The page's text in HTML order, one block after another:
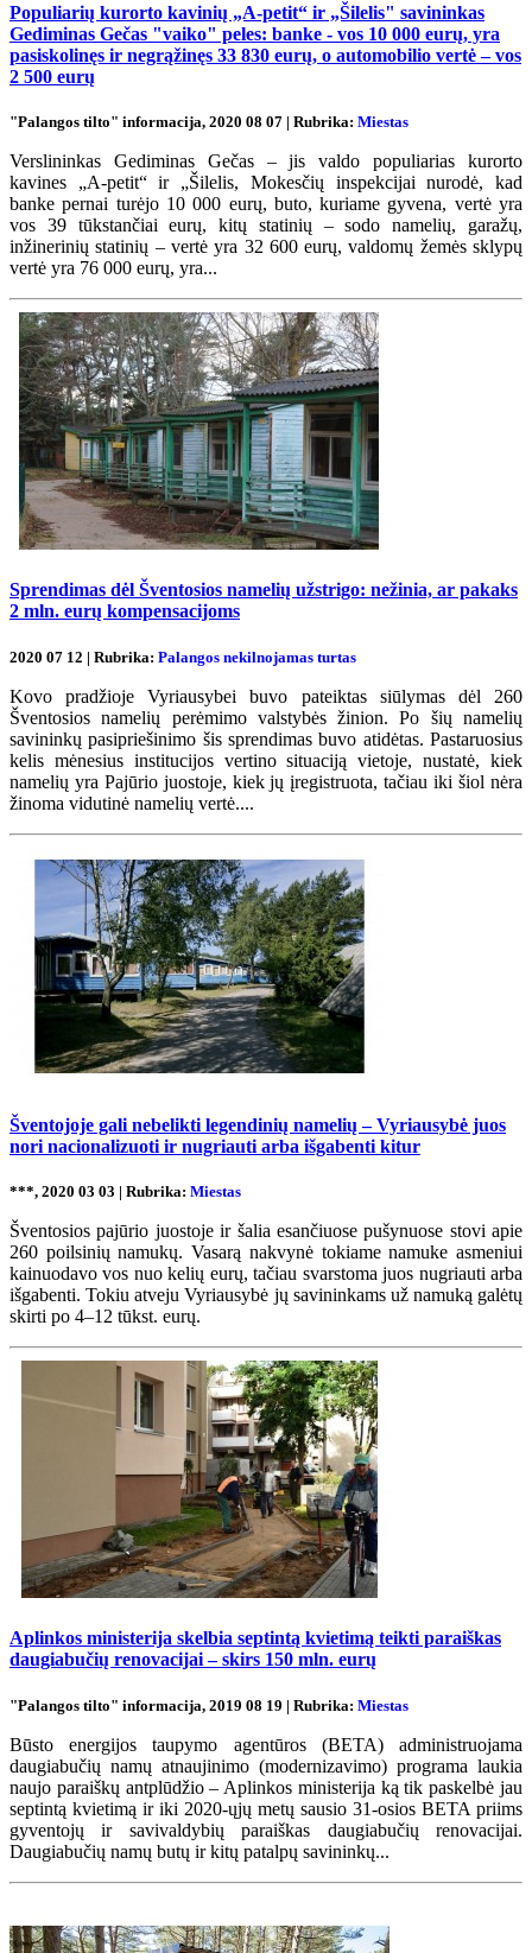
Populiarių kurorto kavinių „A-petit“ ir „Šilelis" savininkas
Gediminas Gečas "vaiko" peles: banke - vos 10 000 eurų, yra
pasiskolinęs ir negrąžinęs 33 830 eurų, o automobilio vertė – vos
2 500 eurų
"Palangos tilto" informacija, 2020 08 07 | Rubrika: Miestas
Verslininkas Gediminas Gečas – jis valdo populiarias kurorto
kavines „A-petit“ ir „Šilelis, Mokesčių inspekcijai nurodė, kad
banke pernai turėjo 10 000 eurų, buto, kuriame gyvena, vertė yra
vos 39 tūkstančiai eurų, kitų statinių – sodo namelių, garažų,
inžinerinių statinių – vertė yra 32 600 eurų, valdomų žemės sklypų
vertė yra 76 000 eurų, yra...
Sprendimas dėl Šventosios namelių užstrigo: nežinia, ar pakaks
2 mln. eurų kompensacijoms
2020 07 12 | Rubrika: Palangos nekilnojamas turtas
Kovo pradžioje Vyriausybei buvo pateiktas siūlymas dėl 260
Šventosios namelių perėmimo valstybės žinion. Po šių namelių
savininkų pasipriešinimo šis sprendimas buvo atidėtas. Pastaruosius
kelis mėnesius institucijos vertino situaciją vietoje, nustatė, kiek
namelių yra Pajūrio juostoje, kiek jų įregistruota, tačiau iki šiol nėra
žinoma vidutinė namelių vertė....
Šventojoje gali nebelikti legendinių namelių – Vyriausybė juos
nori nacionalizuoti ir nugriauti arba išgabenti kitur
***, 2020 03 03 | Rubrika: Miestas
Šventosios pajūrio juostoje ir šalia esančiuose pušynuose stovi apie
260 poilsinių namukų. Vasarą nakvynė tokiame namuke asmeniui
kainuodavo vos nuo kelių eurų, tačiau svarstoma juos nugriauti arba
išgabenti. Tokiu atveju Vyriausybė jų savininkams už namuką galėtų
skirti po 4–12 tūkst. eurų.
Aplinkos ministerija skelbia septintą kvietimą teikti paraiškas
daugiabučių renovacijai – skirs 150 mln. eurų
"Palangos tilto" informacija, 2019 08 19 | Rubrika: Miestas
Būsto energijos taupymo agentūros (BETA) administruojama
daugiabučių namų atnaujinimo (modernizavimo) programa laukia
naujo paraiškų antplūdžio – Aplinkos ministerija ką tik paskelbė jau
septintą kvietimą ir iki 2020-ųjų metų sausio 31-osios BETA priims
gyventojų ir savivaldybių paraiškas daugiabučių renovacijai.
Daugiabučių namų butų ir kitų patalpų savininkų...